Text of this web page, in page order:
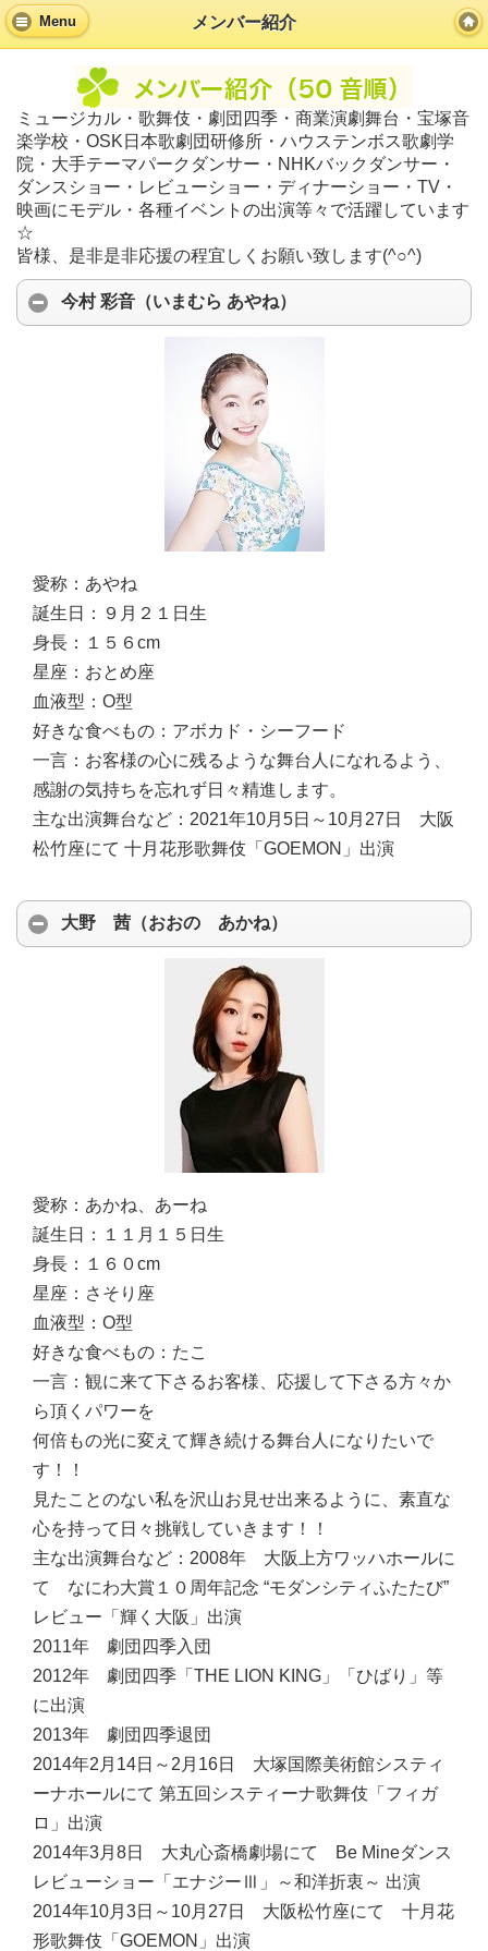
Menu メンバー紹介
ミュージカル・歌舞伎・劇団四季・商業演劇舞台・宝塚音
楽学校・OSK日本歌劇団研修所・ハウステンボス歌劇学
院・大手テーマパークダンサー・NHKバックダンサー・
ダンスショー・レビューショー・ディナーショー・TV・
映画にモデル・各種イベントの出演等々で活躍しています
☆
皆様、是非是非応援の程宜しくお願い致します(^○^)
今村 彩音（いまむら あやね）
愛称： あやね
誕生日：
９月２１日生
身長：
１５６cm
星座： おとめ座
血液型： O型
好きな食べもの： アボカド・シーフード
一言： お客様の心に残るような舞台人になれるよう、
感謝の気持ちを忘れず日々精進します。
主な出演舞台など： 2021年10月5日～10月27日 大阪
松竹座にて 十月花形歌舞伎「GOEMON」出演
大野 茜（おおの あかね）
愛称： あかね、あーね
誕生日：
１１月１５日生
身長：
１６０cm
星座： さそり座
血液型： O型
好きな食べもの： たこ
一言： 観に来て下さるお客様、応援して下さる方々か
ら頂くパワーを
何倍もの光に変えて輝き続ける舞台人になりたいで
す！！
見たことのない私を沢山お見せ出来るように、素直な
心を持って日々挑戦していきます！！
主な出演舞台など： 2008年 大阪上方ワッハホールに
て なにわ大賞１０周年記念 “モダンシティふたたび”
レビュー「輝く大阪」出演
2011年 劇団四季入団
2012年 劇団四季「THE LION KING」「ひばり」等
に出演
2013年 劇団四季退団
2014年2月14日～2月16日 大塚国際美術館システィ
ーナホールにて 第五回システィーナ歌舞伎「フィガ
ロ」出演
2014年3月8日 大丸心斎橋劇場にて Be Mineダンス
レビューショー「エナジーⅢ」～和洋折衷～ 出演
2014年10月3日～10月27日 大阪松竹座にて 十月花
形歌舞伎「GOEMON」出演